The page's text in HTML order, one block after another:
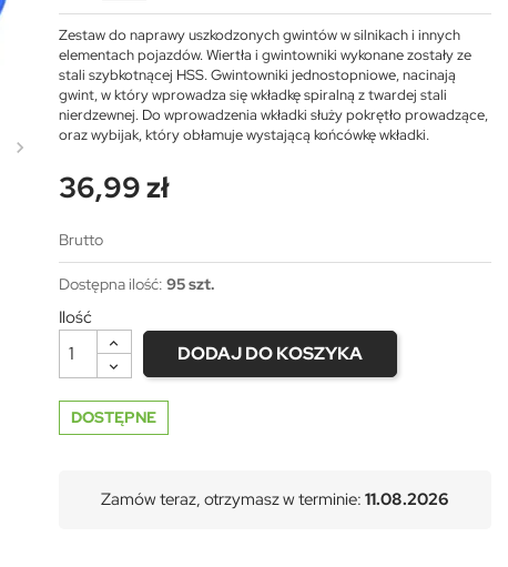
Zestaw do naprawy uszkodzonych gwintów w silnikach i innych
elementach pojazdów. Wiertła i gwintowniki wykonane zostały ze
stali szybkotnącej HSS. Gwintowniki jednostopniowe, nacinają
gwint, w który wprowadza się wkładkę spiralną z twardej stali
nierdzewnej. Do wprowadzenia wkładki służy pokrętło prowadzące,
oraz wybijak, który obłamuje wystającą końcówkę wkładki.
36,99 zł
Brutto
Dostępna ilość: 95 szt.
Ilość
DODAJ DO KOSZYKA
DOSTĘPNE
Zamów teraz, otrzymasz w terminie: 11.08.2026